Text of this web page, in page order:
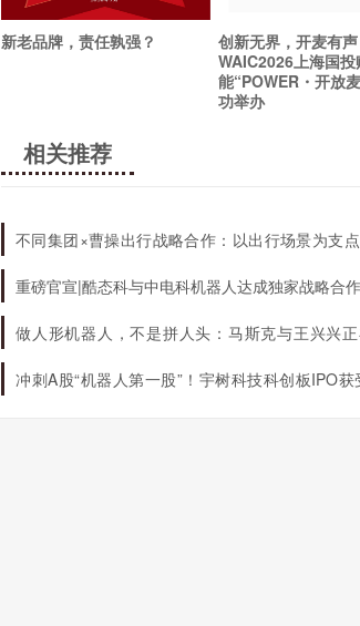
新老品牌，责任孰强？
创新无界，开麦有声
WAIC2026上海国投
能“POWER・开放
功举办
相关推荐
不同集团×曹操出行战略合作：以出行场景为支
重磅官宣|酷态科与中电科机器人达成独家战略合作
做人形机器人，不是拼人头：马斯克与王兴兴
冲刺A股“机器人第一股”！宇树科技科创板IPO获